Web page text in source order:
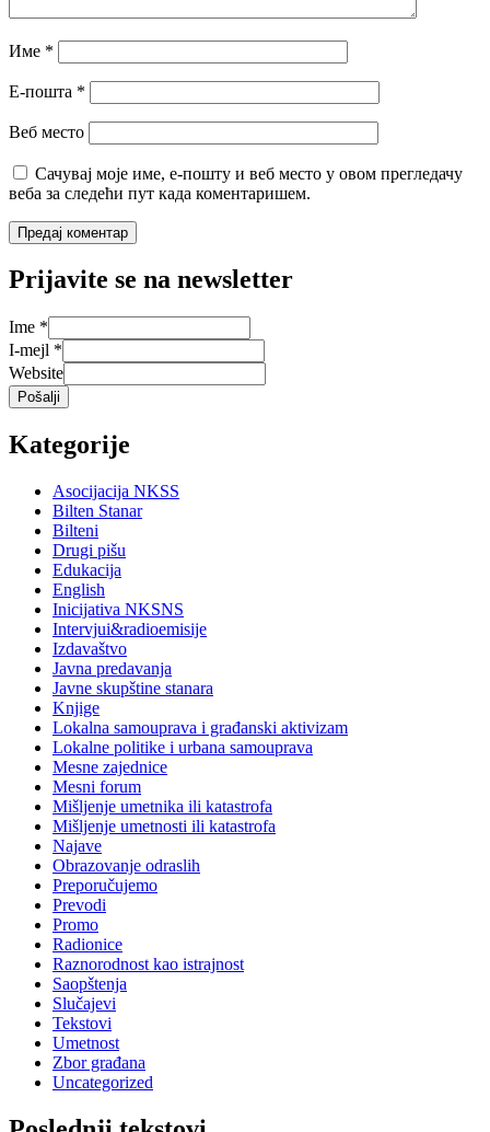
Име *
Е-пошта *
Веб место
Сачувај моје име, е-пошту и веб место у овом прегледачу
веба за следећи пут када коментаришем.
Prijavite se na newsletter
Ime *
I-mejl *
Website
Pošalji
Kategorije
Asocijacija NKSS
Bilten Stanar
Bilteni
Drugi pišu
Edukacija
English
Inicijativa NKSNS
Intervjui&radioemisije
Izdavaštvo
Javna predavanja
Javne skupštine stanara
Knjige
Lokalna samouprava i građanski aktivizam
Lokalne politike i urbana samouprava
Mesne zajednice
Mesni forum
Mišljenje umetnika ili katastrofa
Mišljenje umetnosti ili katastrofa
Najave
Obrazovanje odraslih
Preporučujemo
Prevodi
Promo
Radionice
Raznorodnost kao istrajnost
Saopštenja
Slučajevi
Tekstovi
Umetnost
Zbor građana
Uncategorized